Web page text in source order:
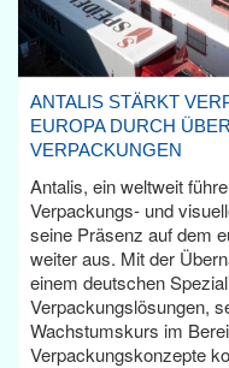
ANTALIS STÄRKT
EUROPA DURCH
VERPACKUNGEN
Antalis, ein weltweit
Verpackungs- und
seine Präsenz auf dem
weiter aus. Mit der
einem deutschen
Verpackungslösungen,
Wachstumskurs im
Verpackungskonzepte